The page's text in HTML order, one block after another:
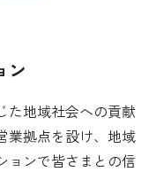
ン
た地域社会への貢献
業拠点を設け、地域
ョンで皆さまとの信